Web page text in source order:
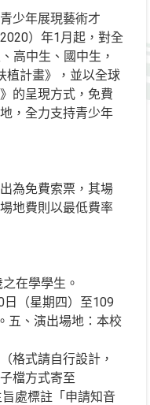
少年展現藝術才
）年1月起，對全
高中生、國中生，
植計畫》，並以全球
的呈現方式，免費
，全力支持青少年
為免費索票，其場
地費則以最低費率
在學學生。
（星期四）至109
五、演出場地：本校
格式請自行設計，
檔方式寄至
旨處標註「申請知音